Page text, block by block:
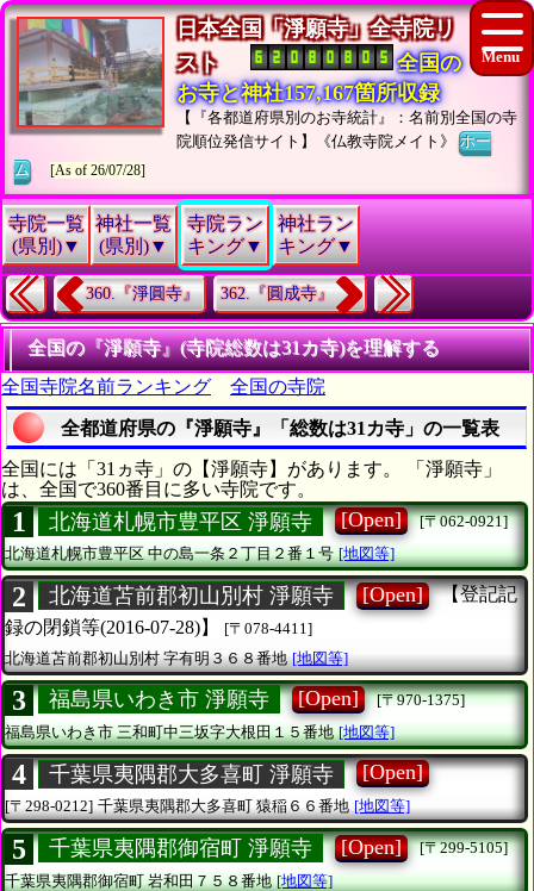
日本全国「淨願寺」全寺院リ
スト
全国の
お寺と神社157,167箇所収録
【『各都道府県別のお寺統計』：名前別全国の寺
院順位発信サイト】《仏教寺院メイト》ホー
ム
[As of 26/07/28]
寺院一覧
(県別)▼
神社一覧
(県別)▼
寺院ラン
キング▼
神社ラン
キング▼
360.『淨圓寺』 362.『圓成寺』
全国の『淨願寺』(寺院総数は31カ寺)を理解する
全国寺院名前ランキング
全国の寺院
全都道府県の『淨願寺』「総数は31カ寺」の一覧表
全国には「31ヵ寺」の【淨願寺】があります。 「淨願寺」
は、全国で360番目に多い寺院です。
1 北海道札幌市豊平区 淨願寺 [Open]
[〒062-0921]
北海道札幌市豊平区中の島一条２丁目２番１号 [地図等]
2 北海道苫前郡初山別村 淨願寺 [Open]
【登記記
録の閉鎖等(2016-07-28)】
[〒078-4411]
北海道苫前郡初山別村字有明３６８番地 [地図等]
3 福島県いわき市 淨願寺 [Open]
[〒970-1375]
福島県いわき市三和町中三坂字大根田１５番地 [地図等]
4 千葉県夷隅郡大多喜町 淨願寺 [Open]
[〒298-0212] 千葉県夷隅郡大多喜町猿稲６６番地 [地図等]
5 千葉県夷隅郡御宿町 淨願寺 [Open]
[〒299-5105]
千葉県夷隅郡御宿町岩和田７５８番地 [地図等]